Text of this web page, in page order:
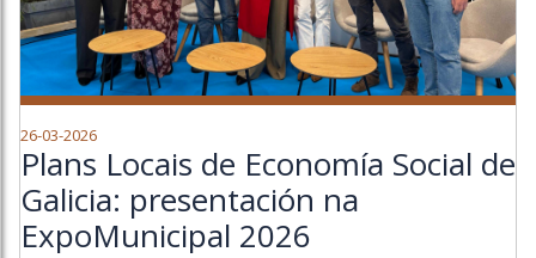
26-03-2026
Plans Locais de Economía Social de
Galicia: presentación na
ExpoMunicipal 2026